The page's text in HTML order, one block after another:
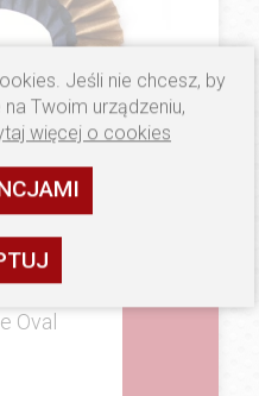
Oval
Jeśli nie chcesz, by
Twoim urządzeniu,
więcej o cookies